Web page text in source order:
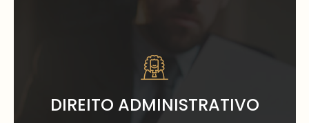
DIREITO ADMINISTRATIVO